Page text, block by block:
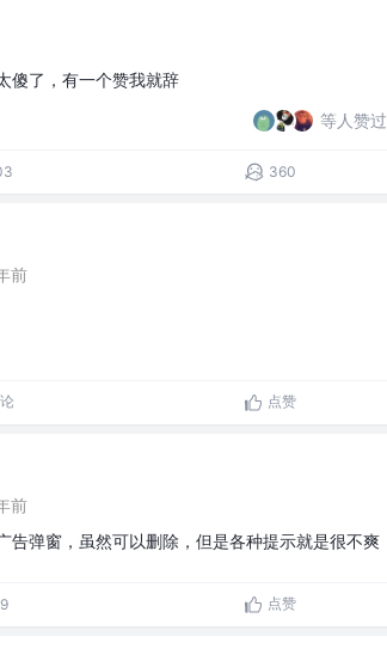
傻了，有一个赞我就辞
等人赞过
360
前
点赞
前
告弹窗，虽然可以删除，但是各种提示就是很不爽
点赞